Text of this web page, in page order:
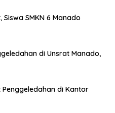
SMKN 6 Manado
di Unsrat Manado,
di Kantor